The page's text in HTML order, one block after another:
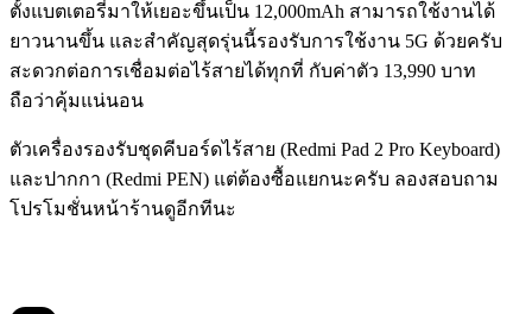
ตั้งแบตเตอรี่มาให้เยอะขึ้นเป็น 12,000mAh สามารถใช้งานได้
ยาวนานขึ้น และสำคัญสุดรุ่นนี้รองรับการใช้งาน 5G ด้วยครับ
สะดวกต่อการเชื่อมต่อไร้สายได้ทุกที่ กับค่าตัว 13,990 บาท
ถือว่าคุ้มแน่นอน
ตัวเครื่องรองรับชุดคีบอร์ดไร้สาย (Redmi Pad 2 Pro Keyboard)
และปากกา (Redmi PEN) แต่ต้องซื้อแยกนะครับ ลองสอบถาม
โปรโมชั่นหน้าร้านดูอีกทีนะ